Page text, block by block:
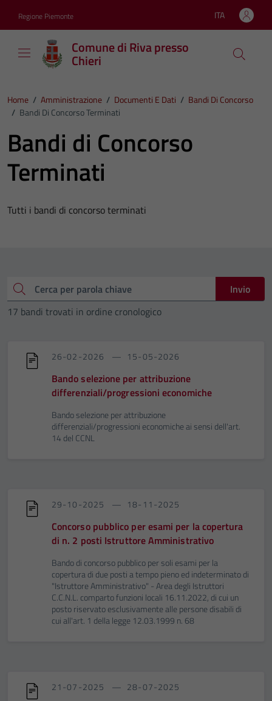
Regione Piemonte Lingua attiva:
ITA
Comune di Riva presso
Chieri
Home / Amministrazione / Documenti E Dati / Bandi Di Concorso
/ Bandi Di Concorso Terminati
Bandi di Concorso
Terminati
Tutti i bandi di concorso terminati
Cerca
Invio
17 bandi trovati in ordine cronologico
26-02-2026 15-05-2026
Bando selezione per attribuzione
differenziali/progressioni economiche
Bando selezione per attribuzione
differenziali/progressioni economiche ai sensi dell'art.
14 del CCNL
29-10-2025 18-11-2025
Concorso pubblico per esami per la copertura
di n. 2 posti Istruttore Amministrativo
Bando di concorso pubblico per soli esami per la
copertura di due posti a tempo pieno ed indeterminato di
"Istruttore Amministrativo" - Area degli Istruttori
C.C.N.L. comparto funzioni locali 16.11.2022, di cui un
posto riservato esclusivamente alle persone disabili di
cui all'art. 1 della legge 12.03.1999 n. 68
21-07-2025 28-07-2025